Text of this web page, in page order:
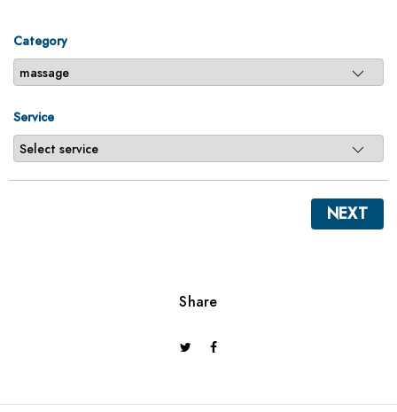
Category
Service
NEXT
Share